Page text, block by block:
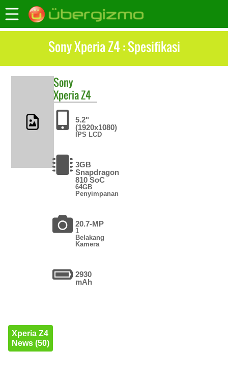
Sony Xperia Z4 : Spesifikasi
Sony
Xperia Z4
5.2"
(1920x1080)
IPS LCD
3GB
Snapdragon
810 SoC
64GB
Penyimpanan
20.7-MP
1
Belakang
Kamera
2930
mAh
Xperia Z4
News (50)